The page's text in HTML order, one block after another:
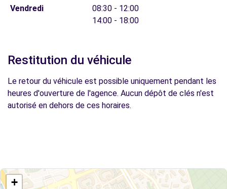
Vendredi
08:30 - 12:00
14:00 - 18:00
Restitution du véhicule
Le retour du véhicule est possible uniquement pendant les
heures d'ouverture de l'agence. Aucun dépôt de clés n'est
autorisé en dehors de ces horaires.
+